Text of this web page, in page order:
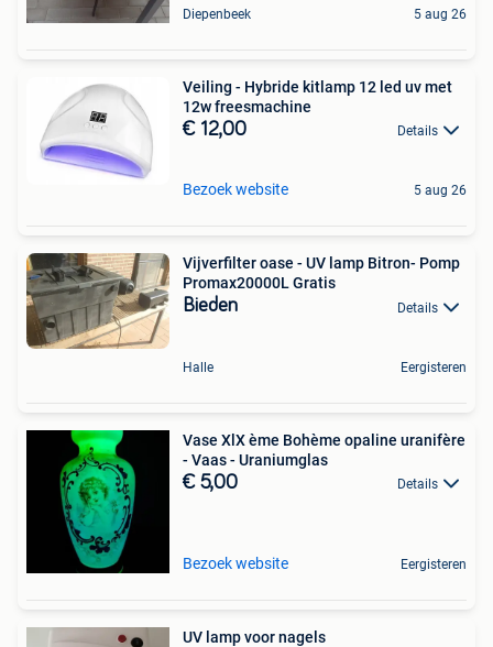
Diepenbeek 5 aug 26
Veiling - Hybride kitlamp 12 led uv met
12w freesmachine
€ 12,00 Details
Bezoek website 5 aug 26
Vijverfilter oase - UV lamp Bitron- Pomp
Promax20000L Gratis
Bieden Details
Halle Eergisteren
Vase XlX ème Bohème opaline uranifère
- Vaas - Uraniumglas
€ 5,00 Details
Bezoek website Eergisteren
UV lamp voor nagels